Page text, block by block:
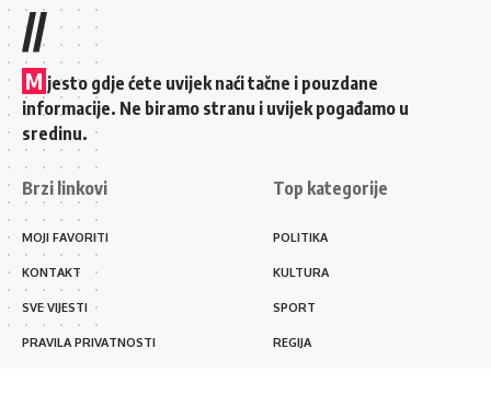
//
M jesto gdje ćete uvijek naći tačne i pouzdane
informacije. Ne biramo stranu i uvijek pogađamo u
sredinu.
Brzi linkovi
MOJI FAVORITI
KONTAKT
SVE VIJESTI
PRAVILA PRIVATNOSTI
Top kategorije
POLITIKA
KULTURA
SPORT
REGIJA